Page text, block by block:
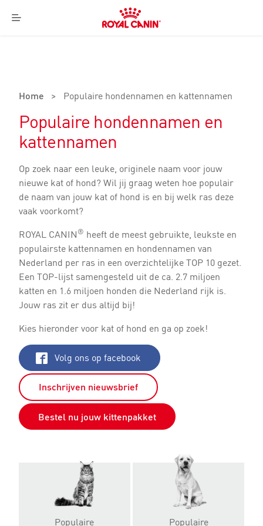
Menu
Royal
Canin
Home > Populaire hondennamen en kattennamen
Populaire hondennamen en
kattennamen
Op zoek naar een leuke, originele naam voor jouw
nieuwe kat of hond? Wil jij graag weten hoe populair
de naam van jouw kat of hond is en bij welk ras deze
vaak voorkomt?
ROYAL CANIN® heeft de meest gebruikte, leukste en
populairste kattennamen en hondennamen van
Nederland per ras in een overzichtelijke TOP 10 gezet.
Een TOP-lijst samengesteld uit de ca. 2.7 miljoen
katten en 1.6 miljoen honden die Nederland rijk is.
Jouw ras zit er dus altijd bij!
Kies hieronder voor kat of hond en ga op zoek!
Volg ons op facebook
Inschrijven nieuwsbrief
Bestel nu jouw kittenpakket
Populaire
Populaire